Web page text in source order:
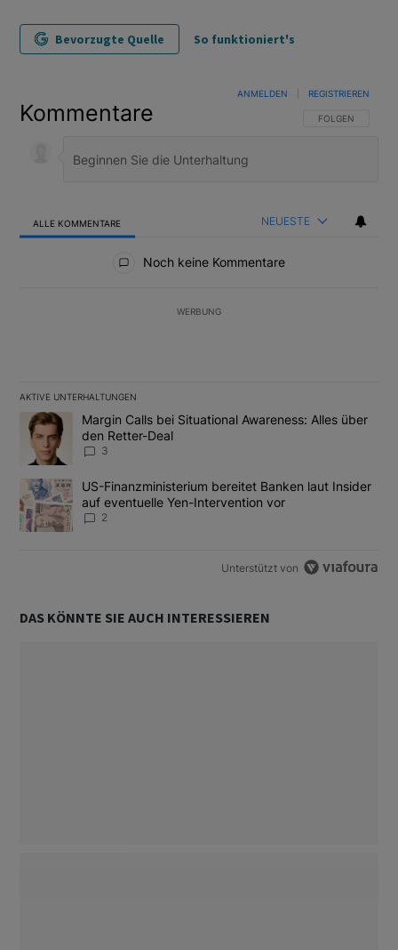
Bevorzugte Quelle So funktioniert's
Kommentare FOLGE DIESER
FOLGEN
ANMELDEN REGISTRIEREN
ALLE KOMMENTARE NEUESTE
Noch keine Kommentare
WERBUNG
AKTIVE UNTERHALTUNGEN
Das Folgende ist eine Liste der am meisten kommentierten
Ein Trendartikel mit dem Titel "Margin Calls bei Situational
Margin Calls bei Situational Awareness: Alles über
den Retter-Deal
3
Ein Trendartikel mit dem Titel "US-Finanzministerium bereitet
US-Finanzministerium bereitet Banken laut Insider
auf eventuelle Yen-Intervention vor
2
Unterstützt von
DAS KÖNNTE SIE AUCH INTERESSIEREN